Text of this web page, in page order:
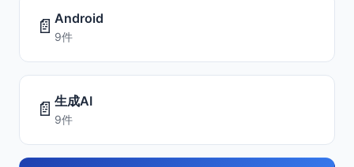
📄 Android
9件
📄 生成AI
9件